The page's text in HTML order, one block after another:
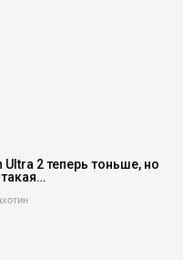
Ultra 2 теперь тоньше, но